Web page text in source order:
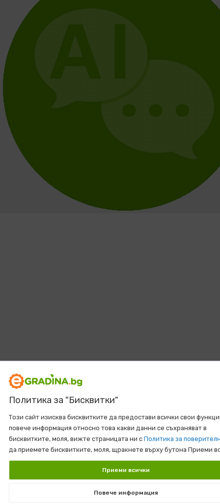
Политика за "Бисквитки"
Този сайт изисква бисквитките да предостави всички свои
повече информация относно това какви данни се съхраняват в
бисквитките, моля, вижте страницата ни с Политика за
да приемете бисквитките, моля, щракнете върху бутона Приеми
Приеми всички
Повече информация